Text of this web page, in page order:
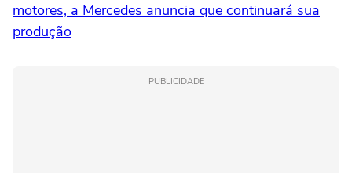
motores, a Mercedes anuncia que continuará sua
produção
PUBLICIDADE